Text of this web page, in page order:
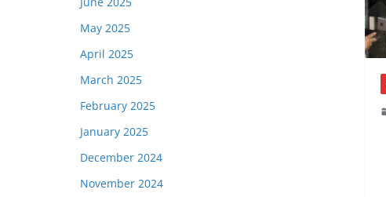
May 2025
April 2025
March 2025
February 2025
January 2025
December 2024
November 2024